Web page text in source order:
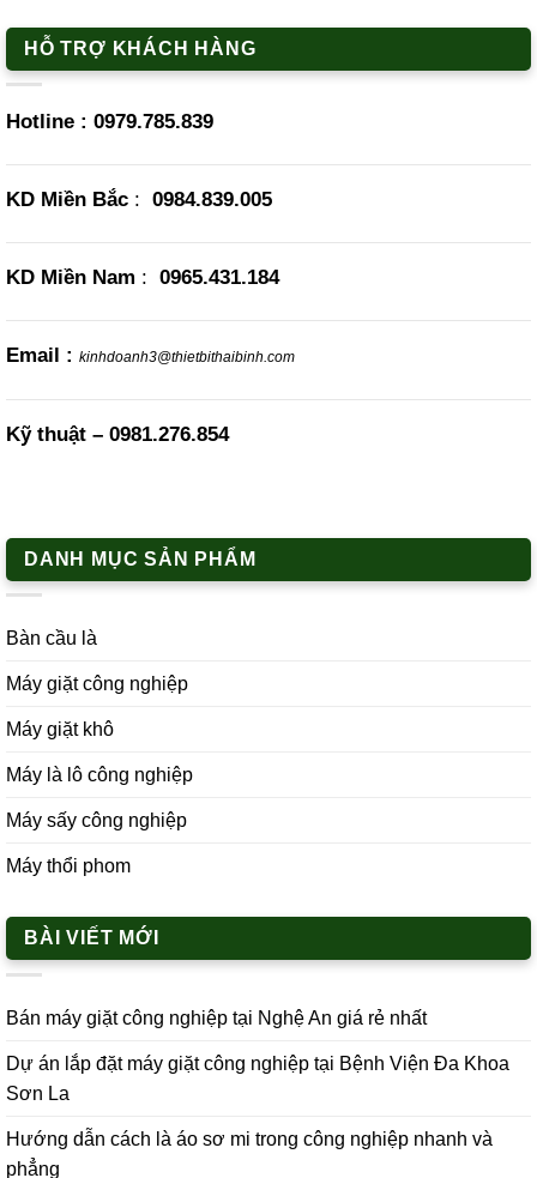
HỖ TRỢ KHÁCH HÀNG
Hotline : 0979.785.839
KD Miền Bắc : 0984.839.005
KD Miền Nam : 0965.431.184
Email : kinhdoanh3@thietbithaibinh.com
Kỹ thuật – 0981.276.854
DANH MỤC SẢN PHẨM
Bàn cầu là
Máy giặt công nghiệp
Máy giặt khô
Máy là lô công nghiệp
Máy sấy công nghiệp
Máy thổi phom
BÀI VIẾT MỚI
Bán máy giặt công nghiệp tại Nghệ An giá rẻ nhất
Dự án lắp đặt máy giặt công nghiệp tại Bệnh Viện Đa Khoa
Sơn La
Hướng dẫn cách là áo sơ mi trong công nghiệp nhanh và
phẳng